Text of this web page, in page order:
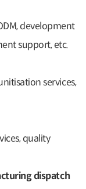
development
support, etc.
services,
quality
dispatch